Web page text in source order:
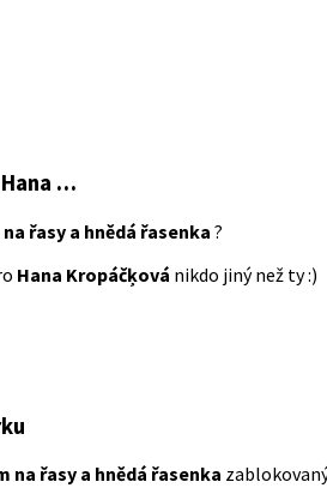
…
řasy a hnědá řasenka ?
Hana Kropáčķová nikdo jiný než ty :)
na řasy a hnědá řasenka